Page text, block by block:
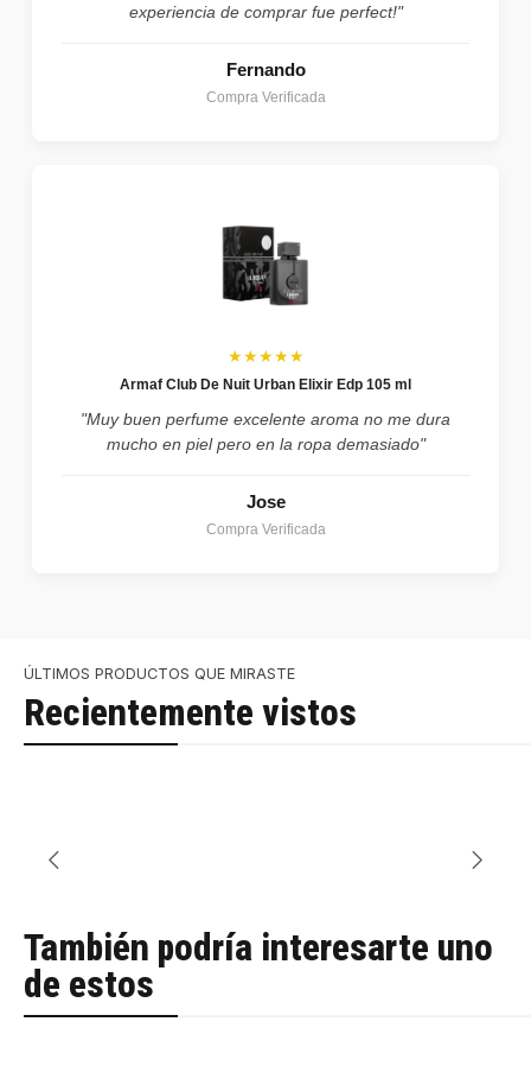
experiencia de comprar fue perfect!"
Fernando
Compra Verificada
★★★★★
Armaf Club De Nuit Urban Elixir Edp 105 ml
"Muy buen perfume excelente aroma no me dura
mucho en piel pero en la ropa demasiado"
Jose
Compra Verificada
ÚLTIMOS PRODUCTOS QUE MIRASTE
Recientemente vistos
También podría interesarte uno
de estos